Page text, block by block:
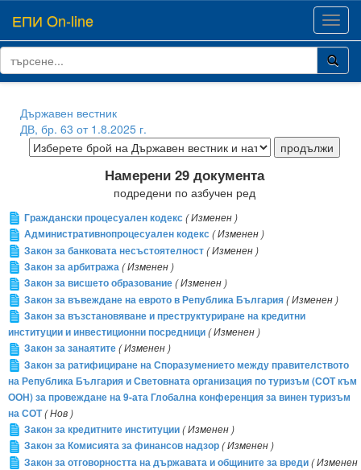
ЕПИ On-line
Държавен вестник
ДВ, бр. 63 от 1.8.2025 г.
Намерени 29 документа
подредени по азбучен ред
Граждански процесуален кодекс( Изменен )
Административнопроцесуален кодекс( Изменен )
Закон за банковата несъстоятелност( Изменен )
Закон за арбитража( Изменен )
Закон за висшето образование( Изменен )
Закон за въвеждане на еврото в Република България( Изменен )
Закон за възстановяване и преструктуриране на кредитни
институции и инвестиционни посредници( Изменен )
Закон за занаятите( Изменен )
Закон за ратифициране на Споразумението между правителството
на Република България и Световната организация по туризъм (СОТ към
ООН) за провеждане на 9-ата Глобална конференция за винен туризъм
на СОТ( Нов )
Закон за кредитните институции( Изменен )
Закон за Комисията за финансов надзор( Изменен )
Закон за отговорността на държавата и общините за вреди( Изменен